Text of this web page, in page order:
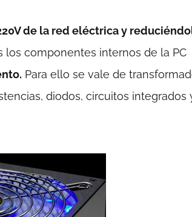
de la red eléctrica y
los componentes internos de la PC
Para ello se vale de
diodos, circuitos integrados